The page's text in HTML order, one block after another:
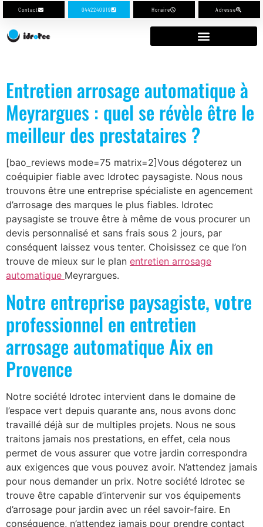
Contact 0442240919 Horaire Adresse
Entretien arrosage automatique à
Meyrargues : quel se révèle être le
meilleur des prestataires ?
[bao_reviews mode=75 matrix=2]Vous dégoterez un
coéquipier fiable avec Idrotec paysagiste. Nous nous
trouvons être une entreprise spécialiste en agencement
d’arrosage des marques le plus fiables. Idrotec
paysagiste se trouve être à même de vous procurer un
devis personnalisé et sans frais sous 2 jours, par
conséquent laissez vous tenter. Choisissez ce que l’on
trouve de mieux sur le plan entretien arrosage
automatique Meyrargues.
Notre entreprise paysagiste, votre
professionnel en entretien
arrosage automatique Aix en
Provence
Notre société Idrotec intervient dans le domaine de
l’espace vert depuis quarante ans, nous avons donc
travaillé déjà sur de multiples projets. Nous ne sous
traitons jamais nos prestations, en effet, cela nous
permet de vous assurer que votre jardin correspondra
aux exigences que vous pouvez avoir. N’attendez jamais
pour nous demander un prix. Notre société Idrotec se
trouve être capable d’intervenir sur vos équipements
d’arrosage pour jardin avec un réel savoir-faire. En
conséquence, n’attendez jamais pour prendre contact